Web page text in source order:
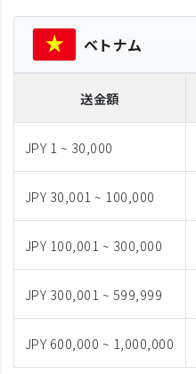
ベトナム
送金額
JPY 1 ~ 30,000
JPY 30,001 ~ 100,000
JPY 100,001 ~ 300,000
JPY 300,001 ~ 599,999
JPY 600,000 ~ 1,000,000